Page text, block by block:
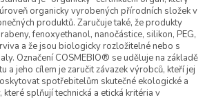
organicky vyrobených přírodních složek v
produktů. Zaručuje také, že produkty
fenoxyethanol, nanočástice, silikon, PEG,
a že jsou biologicky rozložitelné nebo s
Označení COSMEBIO® se uděluje na základě
a jeho cílem je zaručit závazek výrobců, kteří jej
spotřebitelům skutečné ekologické a
splňují technická a etická kritéria v